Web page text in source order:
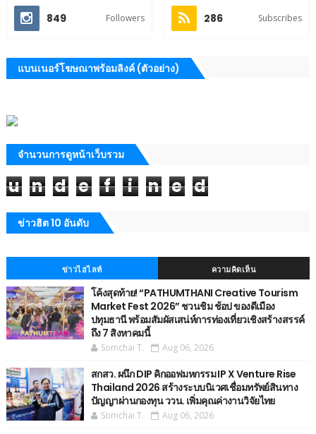
849 Followers 286 Subscribes
แบนเนอร์โฆษณาพร้อมลิงค์ (ตัวอย่าง)
จำนวนการดูหน้าเว็บรวม
u n d e f i n e d
ข่าวฮิต 10 อันดับ
ข่าวไฮไลท์ ความคิดเห็น
โค้งสุดท้าย! “PATHUMTHANI Creative Tourism
Market Fest 2026” ชวนชิม ช้อป ของดีเมือง
ปทุมธานี พร้อมสัมผัสเสน่ห์การท่องเที่ยวเชิงสร้างสรรค์
ถึง 7 สิงหาคมนี้
Somchai T. Aug 06, 2026
สกสว. ผนึก DIP คิกออฟมหกรรม IP X Venture Rise
Thailand 2026 สร้างระบบนิเวศเชื่อมทรัพย์สินทาง
ปัญญาผ่านกองทุน ววน. เพิ่มคุณค่างานวิจัยไทย
Somchai T. Aug 06, 2026